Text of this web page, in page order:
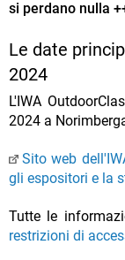
si perdano nulla
Le date
2024
L'IWA
2024 a
Sito web
gli espositori e la
Tutte le
restrizioni di